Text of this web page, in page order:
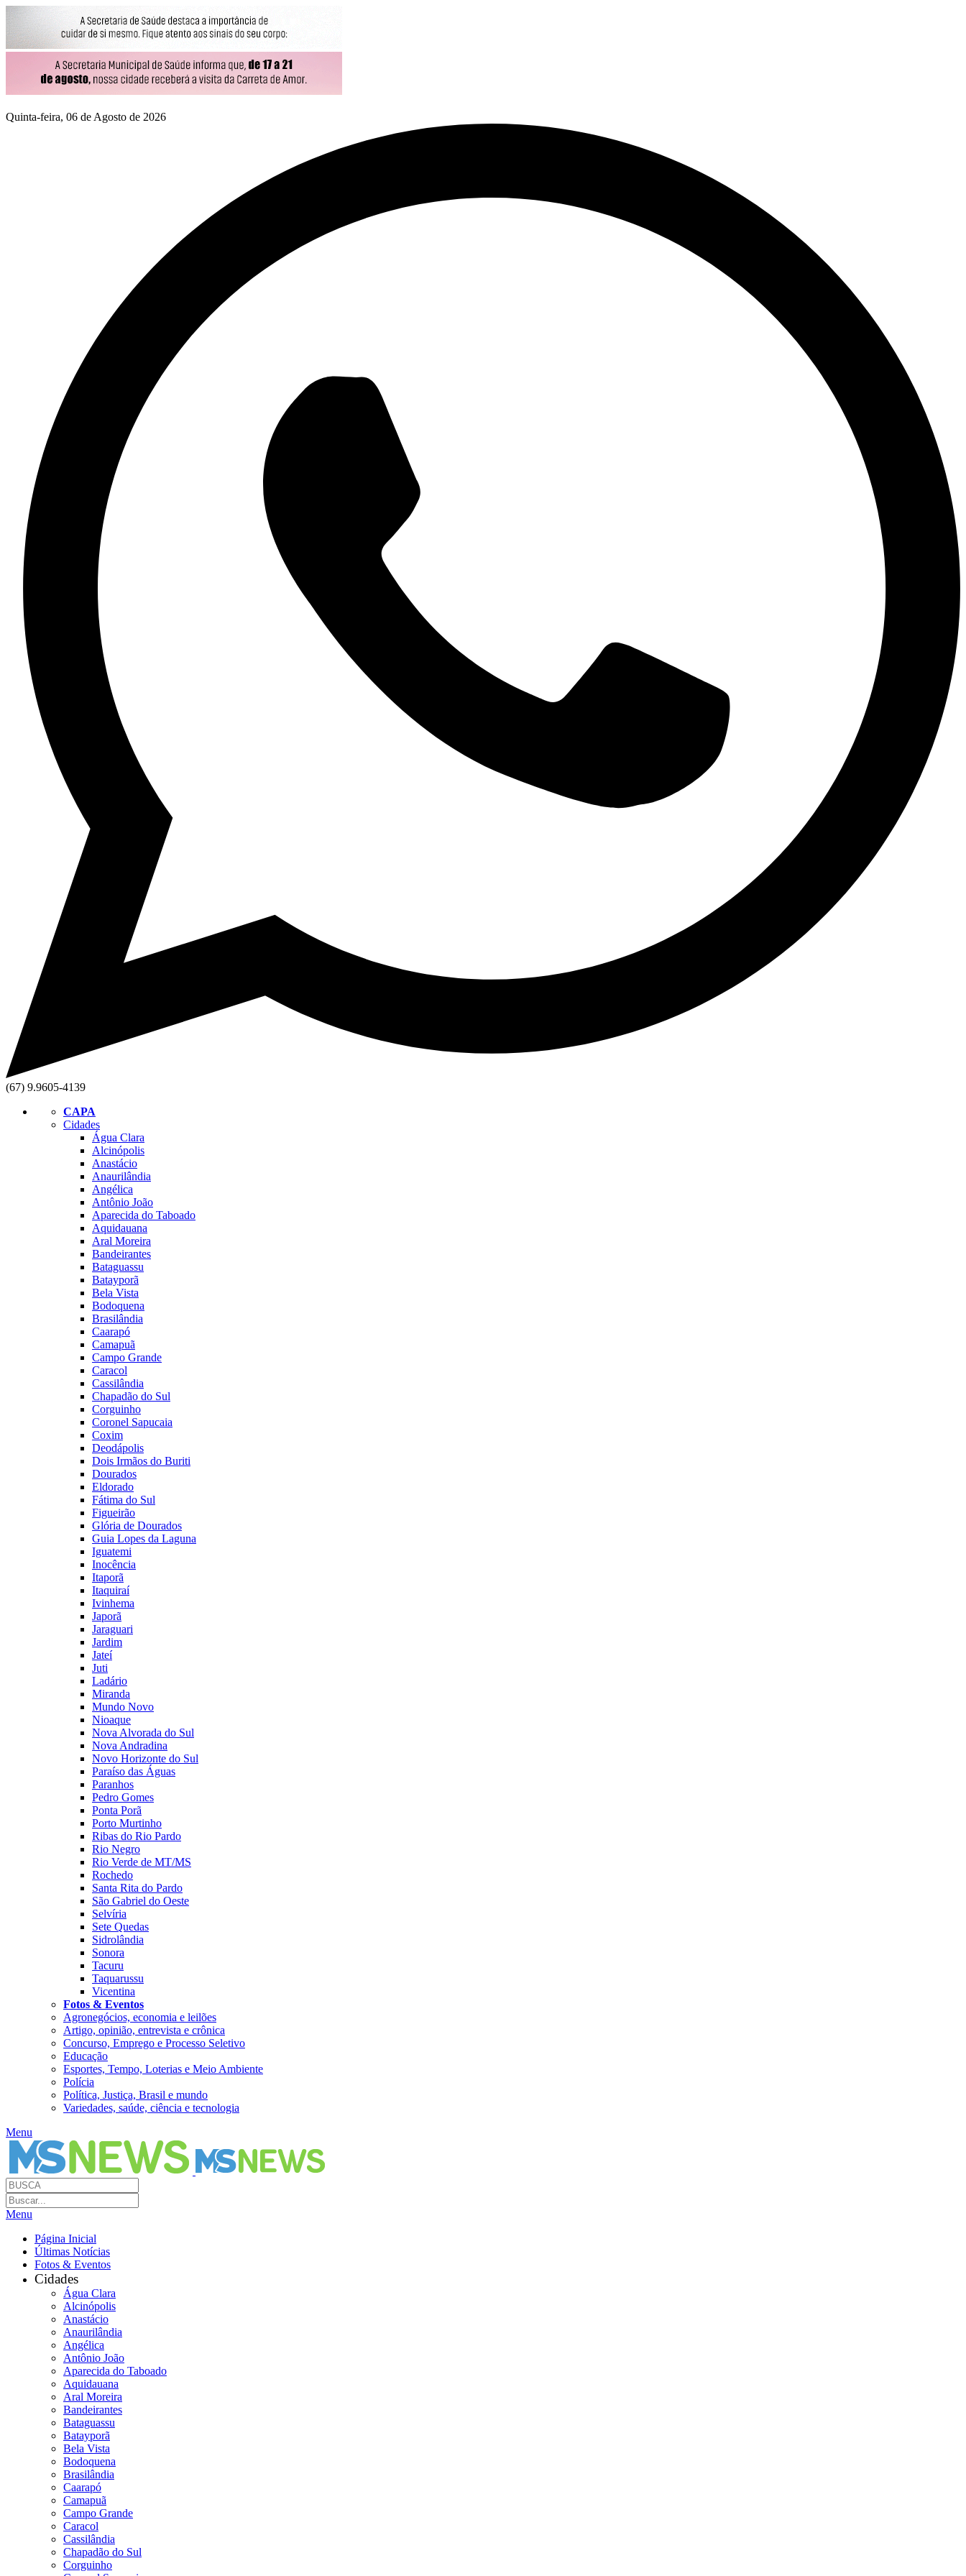
Quinta-feira, 06 de Agosto de 2026
(67) 9.9605-4139
CAPA
Cidades
Água Clara
Alcinópolis
Anastácio
Anaurilândia
Angélica
Antônio João
Aparecida do Taboado
Aquidauana
Aral Moreira
Bandeirantes
Bataguassu
Batayporã
Bela Vista
Bodoquena
Brasilândia
Caarapó
Camapuã
Campo Grande
Caracol
Cassilândia
Chapadão do Sul
Corguinho
Coronel Sapucaia
Coxim
Deodápolis
Dois Irmãos do Buriti
Dourados
Eldorado
Fátima do Sul
Figueirão
Glória de Dourados
Guia Lopes da Laguna
Iguatemi
Inocência
Itaporã
Itaquiraí
Ivinhema
Japorã
Jaraguari
Jardim
Jateí
Juti
Ladário
Miranda
Mundo Novo
Nioaque
Nova Alvorada do Sul
Nova Andradina
Novo Horizonte do Sul
Paraíso das Águas
Paranhos
Pedro Gomes
Ponta Porã
Porto Murtinho
Ribas do Rio Pardo
Rio Negro
Rio Verde de MT/MS
Rochedo
Santa Rita do Pardo
São Gabriel do Oeste
Selvíria
Sete Quedas
Sidrolândia
Sonora
Tacuru
Taquarussu
Vicentina
Fotos & Eventos
Agronegócios, economia e leilões
Artigo, opinião, entrevista e crônica
Concurso, Emprego e Processo Seletivo
Educação
Esportes, Tempo, Loterias e Meio Ambiente
Polícia
Política, Justiça, Brasil e mundo
Variedades, saúde, ciência e tecnologia
Menu
Menu
Página Inicial
Últimas Notícias
Fotos & Eventos
Cidades
Água Clara
Alcinópolis
Anastácio
Anaurilândia
Angélica
Antônio João
Aparecida do Taboado
Aquidauana
Aral Moreira
Bandeirantes
Bataguassu
Batayporã
Bela Vista
Bodoquena
Brasilândia
Caarapó
Camapuã
Campo Grande
Caracol
Cassilândia
Chapadão do Sul
Corguinho